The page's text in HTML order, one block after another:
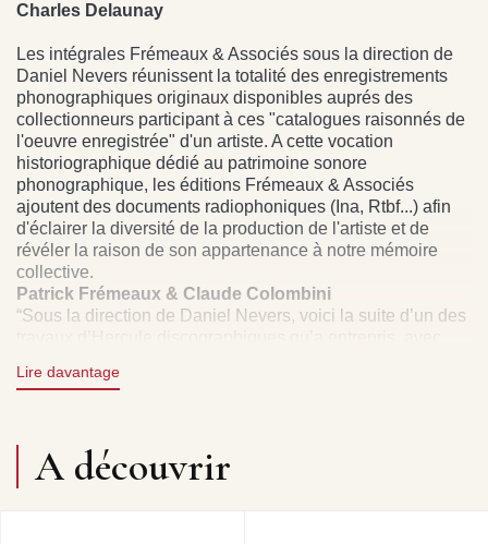
Charles Delaunay
Les intégrales Frémeaux & Associés sous la direction de
Daniel Nevers réunissent la totalité des enregistrements
phonographiques originaux disponibles auprés des
collectionneurs participant à ces "catalogues raisonnés de
l'oeuvre enregistrée" d'un artiste. A cette vocation
historiographique dédié au patrimoine sonore
phonographique, les éditions Frémeaux & Associés
ajoutent des documents radiophoniques (Ina, Rtbf...) afin
d'éclairer la diversité de la production de l'artiste et de
révéler la raison de son appartenance à notre mémoire
collective.
Patrick Frémeaux & Claude Colombini
“Sous la direction de Daniel Nevers, voici la suite d’un des
responsable de la célèbre maison qui fait tant pour la
important, sous son apparence détachée, pour l’histoire de
la musique du monde, pour l’histoire des hommes
simplement. Rendre un tel hommage à cet homme de la
Lire davantage
A découvrir